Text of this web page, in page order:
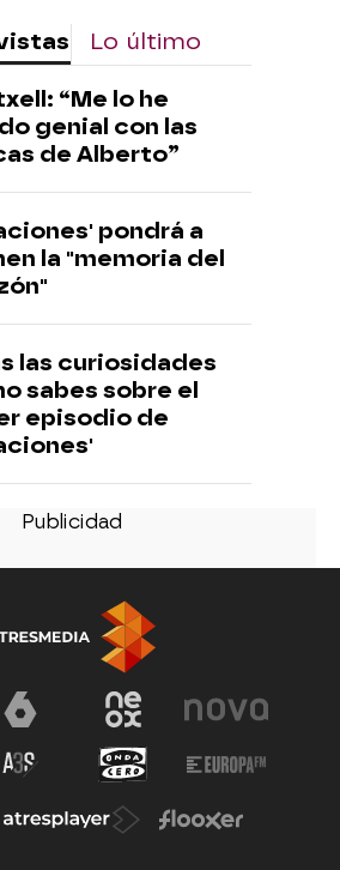
Lo último
“Me lo he
genial con las
de Alberto”
pondrá a
la "memoria del
las curiosidades
sabes sobre el
episodio de